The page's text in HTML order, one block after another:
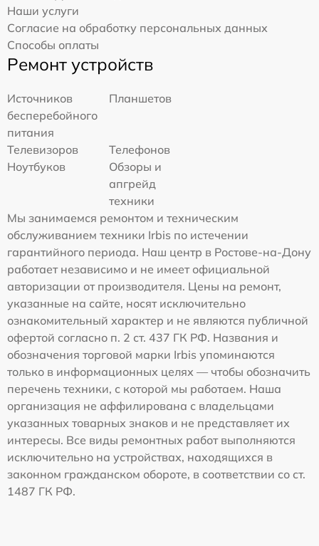
Наши услуги
Согласие на обработку персональных данных
Способы оплаты
Ремонт устройств
Источников
бесперебойного
питания
Планшетов
Телевизоров
Телефонов
Ноутбуков
Обзоры и
апгрейд
техники
Мы занимаемся ремонтом и техническим
обслуживанием техники Irbis по истечении
гарантийного периода. Наш центр в Ростове-на-Дону
работает независимо и не имеет официальной
авторизации от производителя. Цены на ремонт,
указанные на сайте, носят исключительно
ознакомительный характер и не являются публичной
офертой согласно п. 2 ст. 437 ГК РФ. Названия и
обозначения торговой марки Irbis упоминаются
только в информационных целях — чтобы обозначить
перечень техники, с которой мы работаем. Наша
организация не аффилирована с владельцами
указанных товарных знаков и не представляет их
интересы. Все виды ремонтных работ выполняются
исключительно на устройствах, находящихся в
законном гражданском обороте, в соответствии со ст.
1487 ГК РФ.